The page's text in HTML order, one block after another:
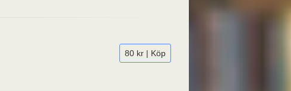
80 kr | Köp